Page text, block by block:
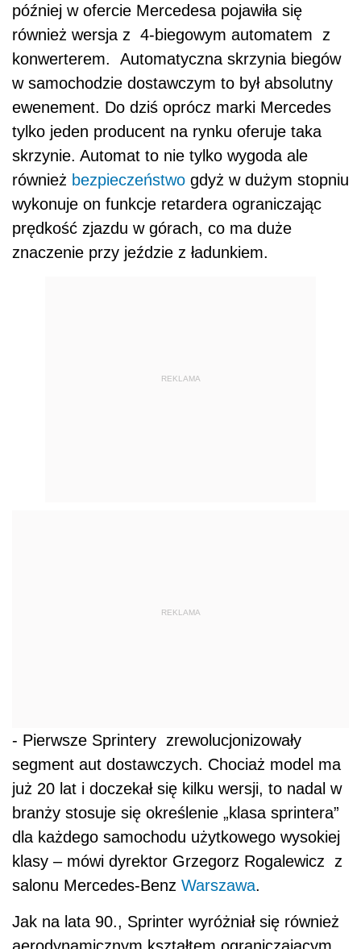
później w ofercie Mercedesa pojawiła się
również wersja z 4-biegowym automatem z
konwerterem. Automatyczna skrzynia biegów
w samochodzie dostawczym to był absolutny
ewenement. Do dziś oprócz marki Mercedes
tylko jeden producent na rynku oferuje taka
skrzynie. Automat to nie tylko wygoda ale
również bezpieczeństwo gdyż w dużym stopniu
wykonuje on funkcje retardera ograniczając
prędkość zjazdu w górach, co ma duże
znaczenie przy jeździe z ładunkiem.
REKLAMA
REKLAMA
- Pierwsze Sprintery zrewolucjonizowały
segment aut dostawczych. Chociaż model ma
już 20 lat i doczekał się kilku wersji, to nadal w
branży stosuje się określenie „klasa sprintera”
dla każdego samochodu użytkowego wysokiej
klasy – mówi dyrektor Grzegorz Rogalewicz z
salonu Mercedes-Benz Warszawa.
Jak na lata 90., Sprinter wyróżniał się również